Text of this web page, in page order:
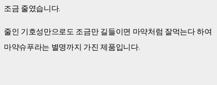
조금 줄였습니다.
줄인 기호성만으로도 조금만 길들이면 마약처럼 잘먹는다 하여
마약슈푸라는 별명까지 가진 제품입니다.